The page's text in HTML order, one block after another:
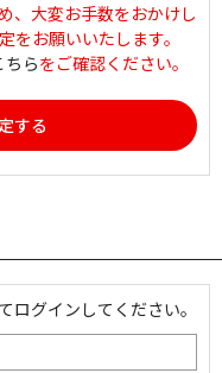
、大変お手数をおかけし
をお願いいたします。
ちらをご確認ください。
する
ログインしてください。